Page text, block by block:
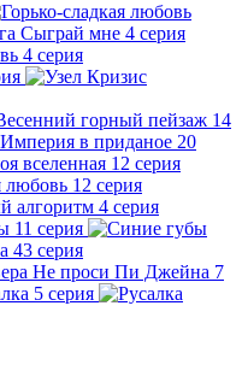
Сыграй мне 4 серия
4 серия
Кризис
горный пейзаж 14
Империя в приданое 20
вселенная 12 серия
любовь 12 серия
алгоритм 4 серия
11 серия
43 серия
Не проси Пи Джейна 7
5 серия